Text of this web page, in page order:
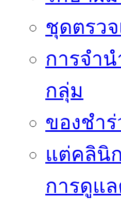
ชุดตรว
การจำ
กลุ่ม
ของชำ
แต่คลินิ
การดูแล